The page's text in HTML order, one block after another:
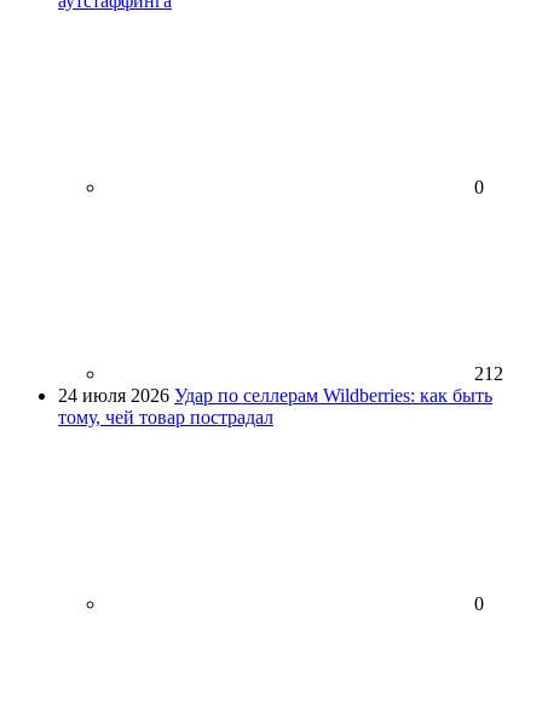
0
212
24 июля 2026 Удар по селлерам Wildberries: как быть
тому, чей товар пострадал
0